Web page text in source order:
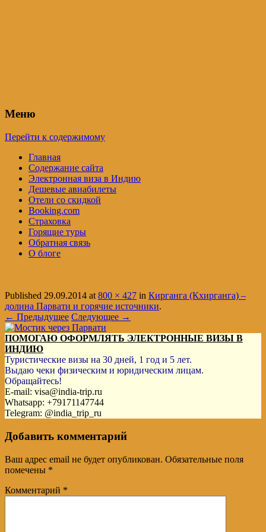
Меню
Перейти к содержимому
Главная
Содержание сайта
Электронная виза в Индию
Дешевые авиабилеты
Отели со скидкой
Booking.com
Страховка
Горящие туры
Обратная связь
О блоге
Published 29.09.2014 at800 × 427 in Кирганга (Кхирганга) –
долина Парвати и горячие источники.
← Предыдущее Следующее →
ПОМОГАЮ ОФОРМЛЯТЬ ЭЛЕКТРОННЫЕ ВИЗЫ В
ИНДИЮ
Туристические визы на 30 дней, 1 год и 5 лет.
Выдаю чеки физическим и юридическим лицам.
Обращайтесь!
E-mail: visa@india-trip.ru
Whatsapp: +79171147744
Telegram: @india_trip_ru
Добавить комментарий
Ваш адрес email не будет опубликован. Обязательные поля
помечены *
Комментарий *